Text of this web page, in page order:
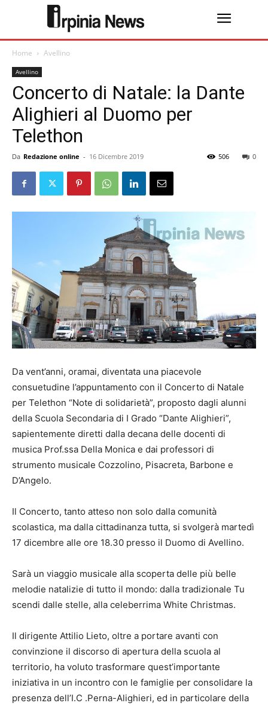
Home Avellino
Avellino
Concerto di Natale: la Dante
Alighieri al Duomo per
Telethon
Da Redazione online - 16 Dicembre 2019 0
506
Da vent’anni, oramai, diventata una piacevole
consuetudine l’appuntamento con il Concerto di Natale
per Telethon “Note di solidarietà”, proposto dagli alunni
della Scuola Secondaria di I Grado “Dante Alighieri”,
sapientemente diretti dalla decana delle docenti di
musica Prof.ssa Della Monica e dai professori di
strumento musicale Cozzolino, Pisacreta, Barbone e
D’Angelo.
Il Concerto, tanto atteso non solo dalla comunità
scolastica, ma dalla cittadinanza tutta, si svolgerà martedì
17 dicembre alle ore 18.30 presso il Duomo di Avellino.
Sarà un viaggio musicale alla scoperta delle più belle
melodie natalizie di tutto il mondo: dalla tradizionale Tu
scendi dalle stelle, alla celeberrima White Christmas.
Il dirigente Attilio Lieto, oltre a portare avanti con
convinzione il discorso di apertura della scuola al
territorio, ha voluto trasformare quest’importante
iniziativa in un incontro con le famiglie per consolidare la
presenza dell’I.C .Perna-Alighieri, ed in particolare della